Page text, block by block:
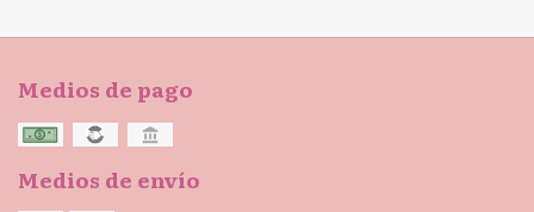
Medios de pago
Medios de envío